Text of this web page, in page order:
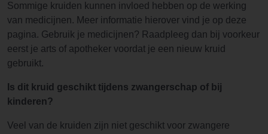
Sommige kruiden kunnen invloed hebben op de werking
van medicijnen. Meer informatie hierover vind je op deze
pagina. Gebruik je medicijnen? Raadpleeg dan bij voorkeur
eerst je arts of apotheker voordat je een nieuw kruid
gebruikt.
Is dit kruid geschikt tijdens zwangerschap of bij
kinderen?
Veel van de kruiden zijn niet geschikt voor zwangere